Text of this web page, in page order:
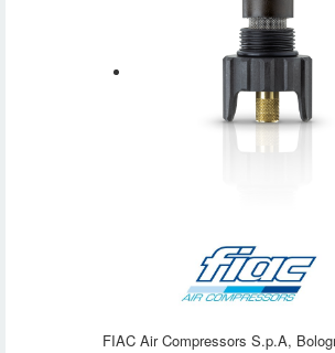
FIAC Air Compressors S.p.A,